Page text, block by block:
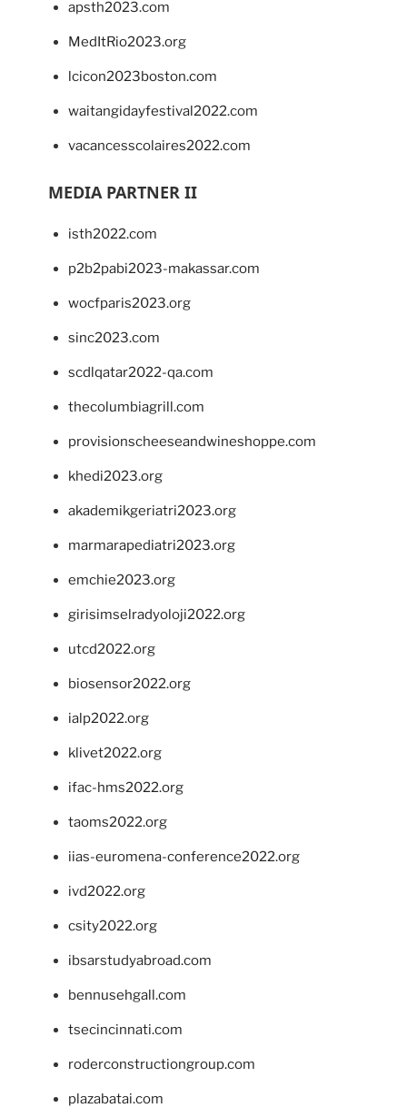
apsth2023.com
MedItRio2023.org
lcicon2023boston.com
waitangidayfestival2022.com
vacancesscolaires2022.com
MEDIA PARTNER II
isth2022.com
p2b2pabi2023-makassar.com
wocfparis2023.org
sinc2023.com
scdlqatar2022-qa.com
thecolumbiagrill.com
provisionscheeseandwineshoppe.com
khedi2023.org
akademikgeriatri2023.org
marmarapediatri2023.org
emchie2023.org
girisimselradyoloji2022.org
utcd2022.org
biosensor2022.org
ialp2022.org
klivet2022.org
ifac-hms2022.org
taoms2022.org
iias-euromena-conference2022.org
ivd2022.org
csity2022.org
ibsarstudyabroad.com
bennusehgall.com
tsecincinnati.com
roderconstructiongroup.com
plazabatai.com